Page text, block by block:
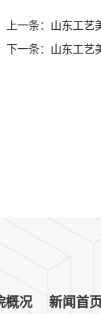
上一条： 山东工艺
下一条： 山东工艺
概况 新闻首